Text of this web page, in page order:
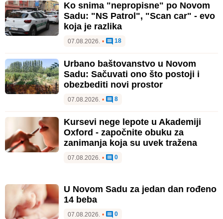
Ko snima "nepropisne" po Novom
Sadu: "NS Patrol", "Scan car" - evo
koja je razlika
07.08.2026. • 18
Urbano baštovanstvo u Novom
Sadu: Sačuvati ono što postoji i
obezbediti novi prostor
07.08.2026. • 8
Kursevi nege lepote u Akademiji
Oxford - započnite obuku za
zanimanja koja su uvek tražena
07.08.2026. • 0
U Novom Sadu za jedan dan rođeno
14 beba
07.08.2026. • 0